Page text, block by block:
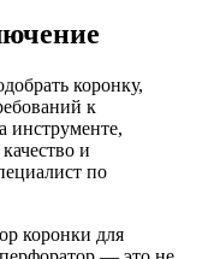
коронку,
к
инструменте,
и
по
коронки для